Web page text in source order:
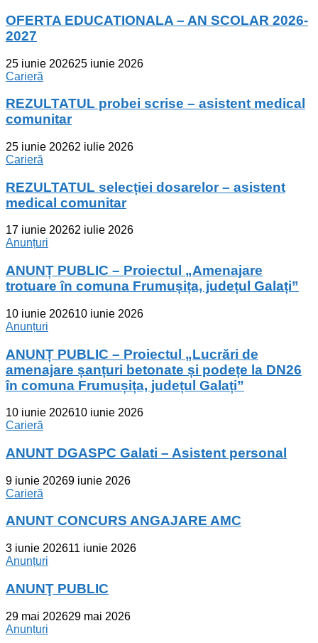
OFERTA EDUCATIONALA – AN SCOLAR 2026-
2027
25 iunie 202625 iunie 2026
Carieră
REZULTATUL probei scrise – asistent medical
comunitar
25 iunie 20262 iulie 2026
Carieră
REZULTATUL selecției dosarelor – asistent
medical comunitar
17 iunie 20262 iulie 2026
Anunțuri
ANUNȚ PUBLIC – Proiectul „Amenajare
trotuare în comuna Frumușița, județul Galați”
10 iunie 202610 iunie 2026
Anunțuri
ANUNȚ PUBLIC – Proiectul „Lucrări de
amenajare șanțuri betonate și podețe la DN26
în comuna Frumușița, județul Galați”
10 iunie 202610 iunie 2026
Carieră
ANUNT DGASPC Galati – Asistent personal
9 iunie 20269 iunie 2026
Carieră
ANUNT CONCURS ANGAJARE AMC
3 iunie 202611 iunie 2026
Anunțuri
ANUNŢ PUBLIC
29 mai 202629 mai 2026
Anunțuri